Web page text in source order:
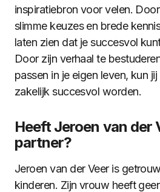
inspiratiebron voor velen.
slimme keuzes en brede
laten zien dat je succesvol
Door zijn verhaal te
passen in je eigen leven, kun
zakelijk succesvol worden.
Heeft Jeroen van der
partner?
Jeroen van der Veer is
kinderen. Zijn vrouw heeft